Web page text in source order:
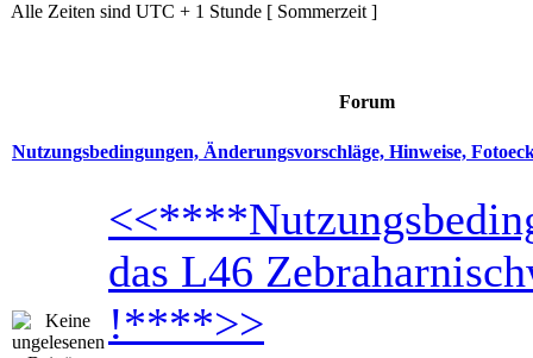
Alle Zeiten sind UTC + 1 Stunde [ Sommerzeit ]
Forum
Nutzungsbedingungen, Änderungsvorschläge, Hinweise,
das L46
!****>>